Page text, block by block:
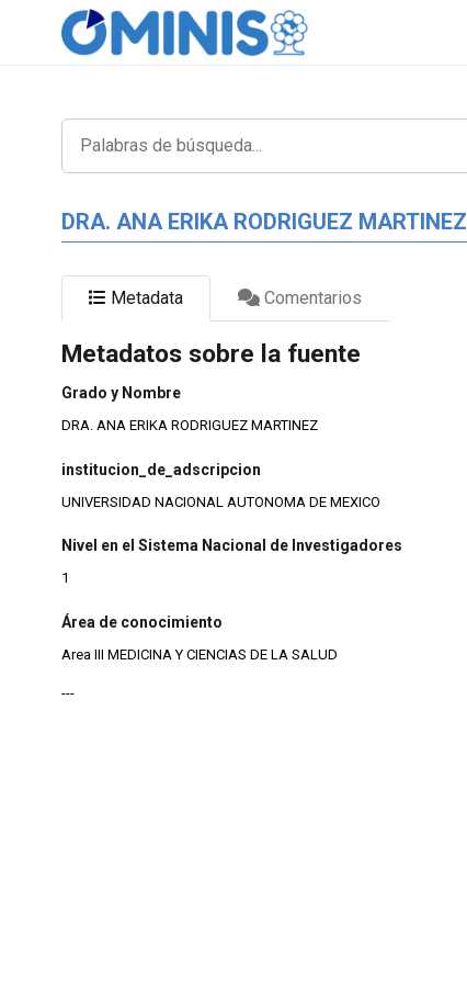
DRA. ANA ERIKA RODRIGUEZ MARTINEZ
Metadata Comentarios
Metadatos sobre la fuente
Grado y Nombre
DRA. ANA ERIKA RODRIGUEZ MARTINEZ
institucion_de_adscripcion
UNIVERSIDAD NACIONAL AUTONOMA DE MEXICO
Nivel en el Sistema Nacional de Investigadores
1
Área de conocimiento
Area III MEDICINA Y CIENCIAS DE LA SALUD
---